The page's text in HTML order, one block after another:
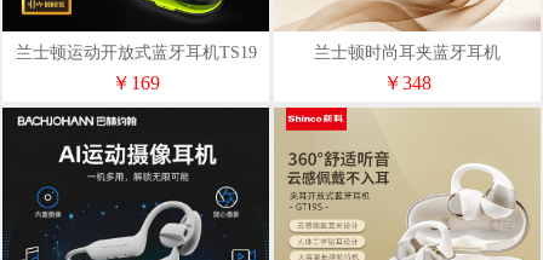
兰士顿运动开放式蓝牙耳机TS19
￥169
兰士顿时尚耳夹蓝牙耳机
AirSoulMixTS29
￥348